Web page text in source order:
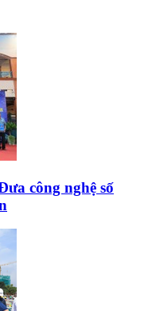
công nghệ số